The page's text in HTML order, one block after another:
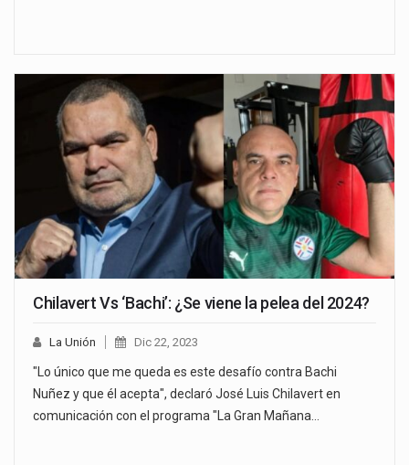
Chilavert Vs ‘Bachi’: ¿Se viene la pelea del 2024?
La Unión Dic 22, 2023
"Lo único que me queda es este desafío contra Bachi
Nuñez y que él acepta", declaró José Luis Chilavert en
comunicación con el programa "La Gran Mañana…